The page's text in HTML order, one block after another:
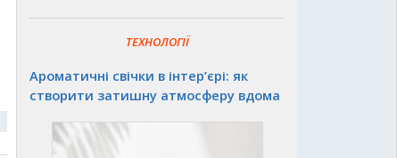
ТЕХНОЛОГІЇ
Ароматичні свічки в інтер’єрі: як
створити затишну атмосферу вдома